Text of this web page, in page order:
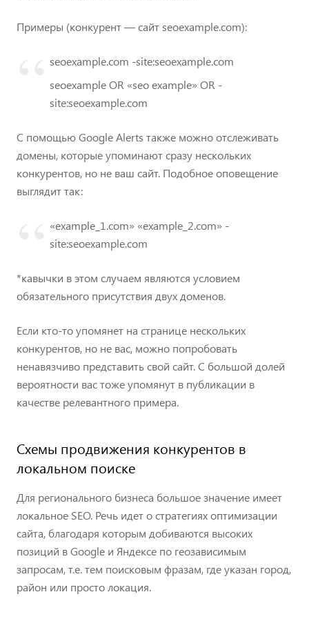
Примеры (конкурент — сайт seoexample.com):
seoexample.com -site:seoexample.com
seoexample OR «seo example» OR -
site:seoexample.com
С помощью Google Alerts также можно отслеживать
домены, которые упоминают сразу нескольких
конкурентов, но не ваш сайт. Подобное оповещение
выглядит так:
«example_1.com» «example_2.com» -
site:seoexample.com
*кавычки в этом случаем являются условием
обязательного присутствия двух доменов.
Если кто-то упомянет на странице нескольких
конкурентов, но не вас, можно попробовать
ненавязчиво представить свой сайт. С большой долей
вероятности вас тоже упомянут в публикации в
качестве релевантного примера.
Схемы продвижения конкурентов в
локальном поиске
Для регионального бизнеса большое значение имеет
локальное SEO. Речь идет о стратегиях оптимизации
сайта, благодаря которым добиваются высоких
позиций в Google и Яндексе по геозависимым
запросам, т.е. тем поисковым фразам, где указан город,
район или просто локация.